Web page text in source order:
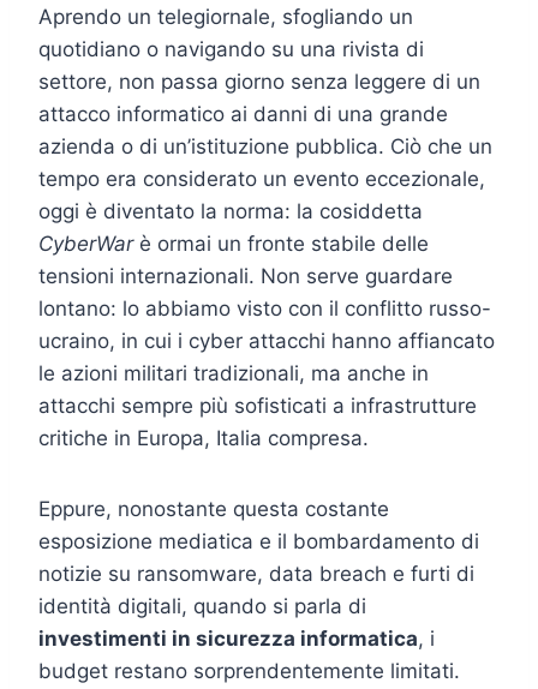
Aprendo un telegiornale, sfogliando un
quotidiano o navigando su una rivista di
settore, non passa giorno senza leggere di un
attacco informatico ai danni di una grande
azienda o di un’istituzione pubblica. Ciò che un
tempo era considerato un evento eccezionale,
oggi è diventato la norma: la cosiddetta
CyberWarè ormai un fronte stabile delle
tensioni internazionali. Non serve guardare
lontano: lo abbiamo visto con il conflitto russo-
ucraino, in cui i cyber attacchi hanno affiancato
le azioni militari tradizionali, ma anche in
attacchi sempre più sofisticati a infrastrutture
critiche in Europa, Italia compresa.
Eppure, nonostante questa costante
esposizione mediatica e il bombardamento di
notizie su ransomware, data breach e furti di
identità digitali, quando si parla di
investimenti in sicurezza informatica, i
budget restano sorprendentemente limitati.